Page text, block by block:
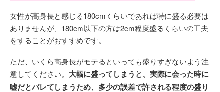
女性が高身長と感じる180cmくらいであれば特に盛る必要は
ありませんが、180cm以下の方は2cm程度盛るくらいの工夫
をすることがおすすめです。
ただ、いくら高身長がモテるといっても盛りすぎないよう注
意してください。 大幅に盛ってしまうと、実際に会った時に
嘘だとバレてしまうため、多少の誤差で許される程度の盛り